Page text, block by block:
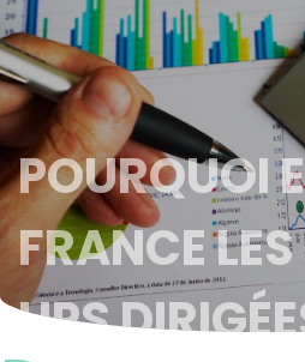
POURQUOI
FRANCE
UPS